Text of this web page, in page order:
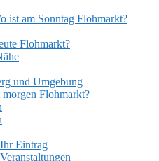
ist am Sonntag Flohmarkt?
Flohmarkt?
und Umgebung
Flohmarkt?
Eintrag